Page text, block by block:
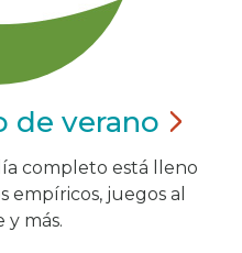
de verano
completo está lleno
empíricos, juegos al
y más.